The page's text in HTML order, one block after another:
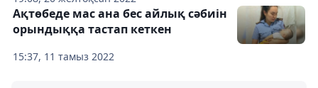
15:37, 11 тамыз 2022
Ақтөбеде мас ана бес айлық сәбиін
орындыққа тастап кеткен